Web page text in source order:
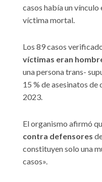
casos había un
víctima mortal.
Los 89 casos
víctimas eran
una persona trans-
15 % de asesinatos
2023.
El organismo afirmó
contra defensores
constituyen solo una
casos».